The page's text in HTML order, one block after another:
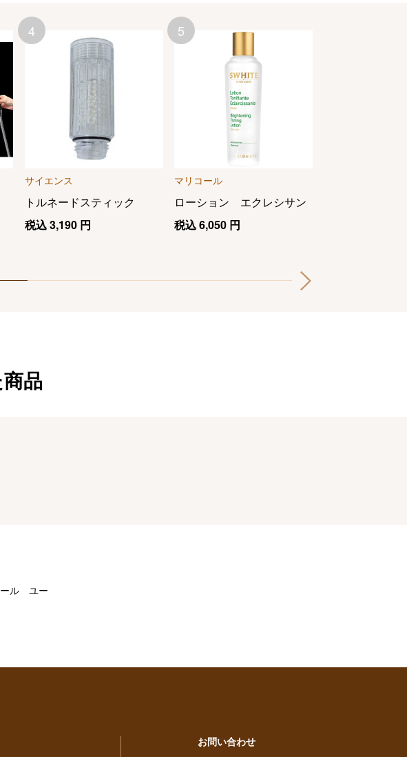
サイエンス
トルネードスティック
税込3,190 円
4
マリコール
ローション エクレシサン
税込6,050 円
5
品
ル ユー
お問い合わせ